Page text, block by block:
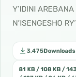
Y’IDINI
N’ISENGESHO
3,475Downloads
81 KB / 108 KB /